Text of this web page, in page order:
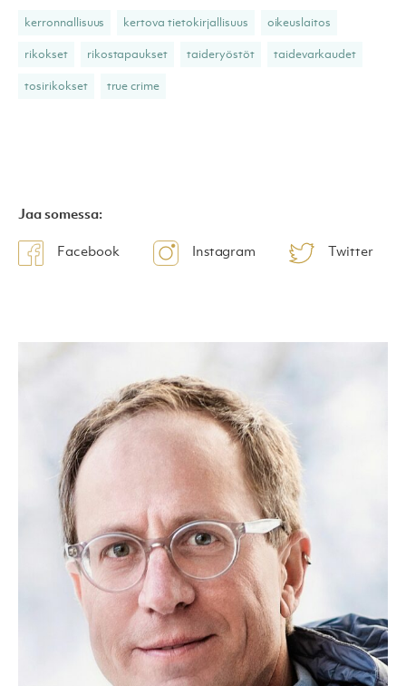
Jaa somessa:
Facebook Instagram Twitter
kerronnallisuus kertova tietokirjallisuus oikeuslaitos
rikokset rikostapaukset taideryöstöt taidevarkaudet
tosirikokset true crime